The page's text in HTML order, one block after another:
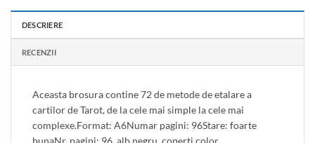
DESCRIERE
RECENZII
Aceasta brosura contine 72 de metode de etalare a
cartilor de Tarot, de la cele mai simple la cele mai
complexe.Format: A6Numar pagini: 96Stare: foarte